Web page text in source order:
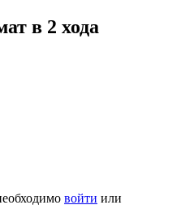
в 2 хода
войти или